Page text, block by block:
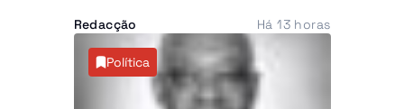
zona da Quinjamba, município do
Dande. A falta de desassoreamento e
a acumulação de resíduos são
apontadas como as principais causas
Redacção Há 13 horas
Política